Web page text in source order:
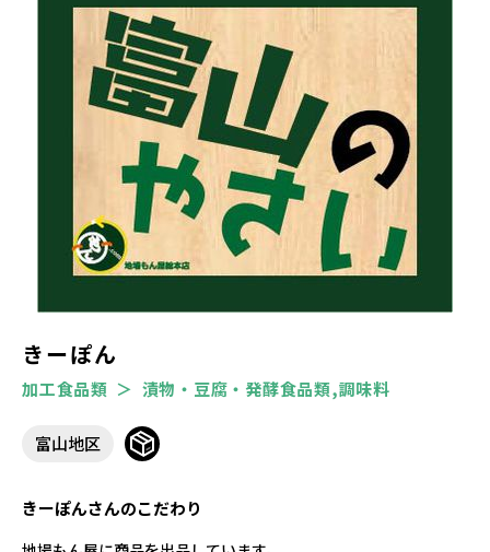
きーぽん
加工食品類 漬物・豆腐・発酵食品類,調味料
富山地区
きーぽんさんのこだわり